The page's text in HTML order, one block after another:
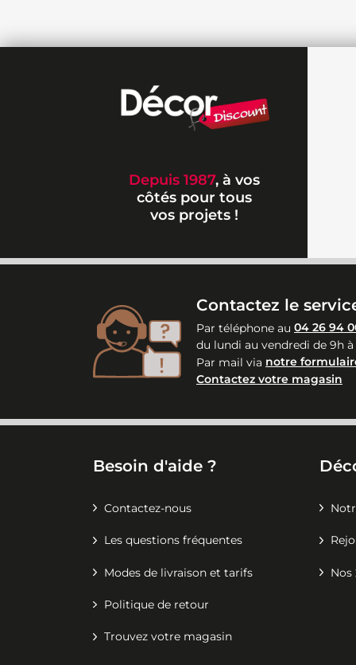
Depuis 1987, à vos
côtés pour tous
vos projets !
Contactez le
Par téléphone au 04 26 94
du lundi au vendredi de 9h à
Par mail via notre
Contactez votre magasin
Besoin d'aide ?
Contactez-nous
Les questions fréquentes
Modes de livraison et tarifs
Politique de retour
Trouvez votre magasin
Nos